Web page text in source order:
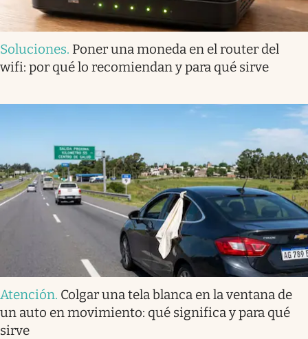
Soluciones. Poner una moneda en el router del
wifi: por qué lo recomiendan y para qué sirve
Atención. Colgar una tela blanca en la ventana de
un auto en movimiento: qué significa y para qué
sirve